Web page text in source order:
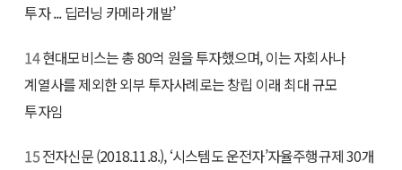
투자 ... 딥러닝 카메라 개발’
14현대모비스는 총 80억 원을 투자했으며, 이는 자회사나
계열사를 제외한 외부 투자사례로는 창립 이래 최대 규모
투자임
15전자신문 (2018.11.8.), ‘시스템도 운전자’자율주행규제 30개